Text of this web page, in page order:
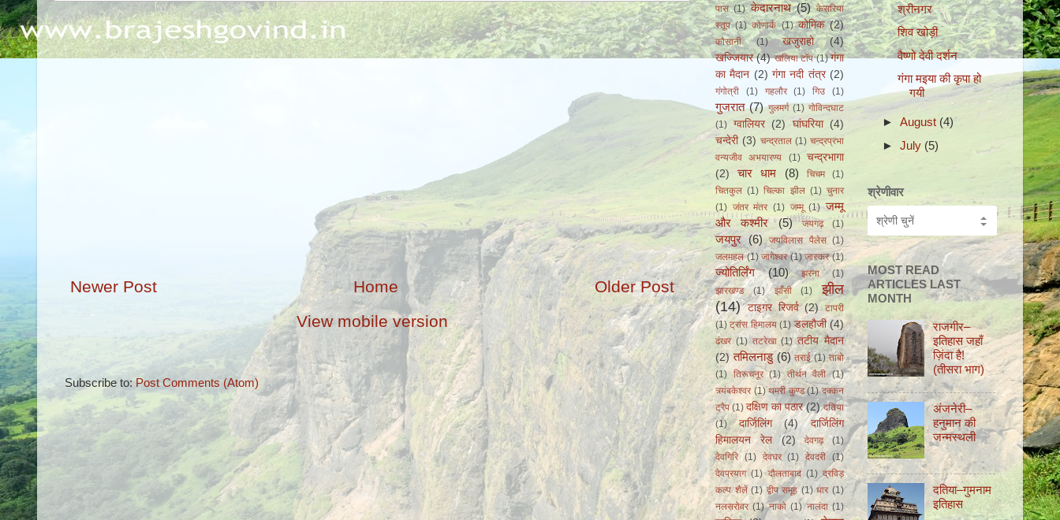
Newer Post Older Post
Home
View mobile version
Subscribe to:Post Comments (Atom)
पास (1) केदारनाथ (5) केसरिया
स्तूप (1) कोणार्क (1) कोमिक (2)
कौसानी (1) खजुराहो
(4)
खज्जियार (4) खलिया टॉप (1) गंगा
का मैदान (2) गंगा नदी तंत्र (2)
गंगोत्री (1) गहलौर (1) गिउ (1)
गुजरात (7) गुलमर्ग (1) गोविन्दघाट
(1) ग्वालियर (2) घांघरिया
(4)
चन्देरी (3) चन्द्रताल (1) चन्द्रप्रभा
वन्यजीव अभयारण्य
(1) चन्द्रभागा
(2)
चार धाम (8) चिचम
(1)
चितकुल (1) चिल्का झील (1) चुनार
(1) जंतर मंतर (1) जम्मू (1) जम्मू
और कश्मीर
(5) जयगढ़ (1)
जयपुर (6) जयविलास पैलेस (1)
जलमहल (1) जागेश्वर (1) जास्कर (1)
ज्योतिर्लिंग (10) झरना
(1)
झारखण्ड
(1) झाँसी (1)
झील
(14) टाइगर रिजर्व (2) टापरी
(1) ट्रांस हिमालय (1) डलहौजी (4)
ढंखर (1) तटरेखा (1) तटीय मैदान
(2) तमिलनाडु (6) तराई (1) ताबो
(1) तिरूचनूर (1) तीर्थन वैली (1)
त्र्यंबकेश्वर (1) थमरी कुण्ड (1) दक्कन
ट्रैप (1) दक्षिण का पठार (2) दतिया
(1)
दार्जिलिंग (4)
दार्जिलिंग
हिमालयन रेल
(2) देवगढ़
(1)
देवगिरि (1) देवघर (1) देवदरी (1)
देवप्रयाग (1) दौलताबाद (1) द्रविड़
कल्प शैलें (1) द्वीप समूह (1) धार (1)
नलसरोवर (1) नाको (1) नालंदा (1)
श्रीनगर
शिव खोड़ी
वैष्णो देवी दर्शन
गंगा मइया की कृपा हो
गयी
►August (4)
►July (5)
श्रेणीवार
MOST READ
ARTICLES LAST
MONTH
राजगीर–
इतिहास जहाँ
ज़िंदा हैǃ
(तीसरा भाग)
अंजनेरी–
हनुमान की
जन्मस्थली
दतिया–गुमनाम
इतिहास